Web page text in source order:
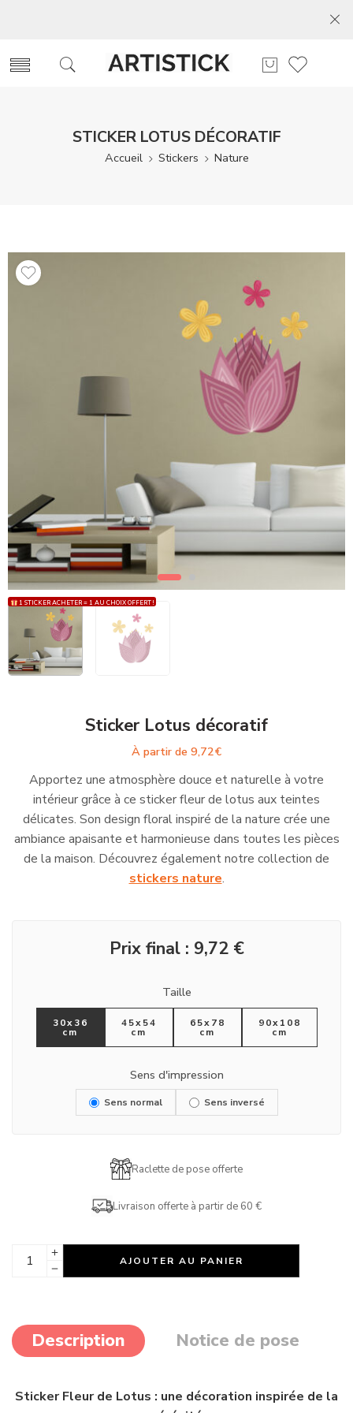
STICKER LOTUS DÉCORATIF
Accueil Stickers Nature
1 STICKER ACHETER = 1 AU CHOIX OFFERT !
Sticker Lotus décoratif
À partir de 9,72€
Apportez une atmosphère douce et naturelle à votre
intérieur grâce à ce sticker fleur de lotus aux teintes
délicates. Son design floral inspiré de la nature crée une
ambiance apaisante et harmonieuse dans toutes les pièces
de la maison. Découvrez également notre collection de
stickers nature.
Prix final : 9,72€
Taille
30x36
cm
45x54
cm
65x78
cm
90x108
cm
Sens d'impression
Sens normal Sens inversé
Raclette de pose offerte
Livraison offerte à partir de 60 €
AJOUTER AU PANIER
Description Notice de pose
Sticker Fleur de Lotus : une décoration inspirée de la